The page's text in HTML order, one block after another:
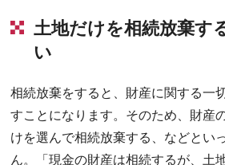
土地だけを相続放棄す
い
相続放棄をすると、財産に関する一
すことになります。そのため、財産
けを選んで相続放棄する、などとい
ん。「現金の財産は相続するが、土